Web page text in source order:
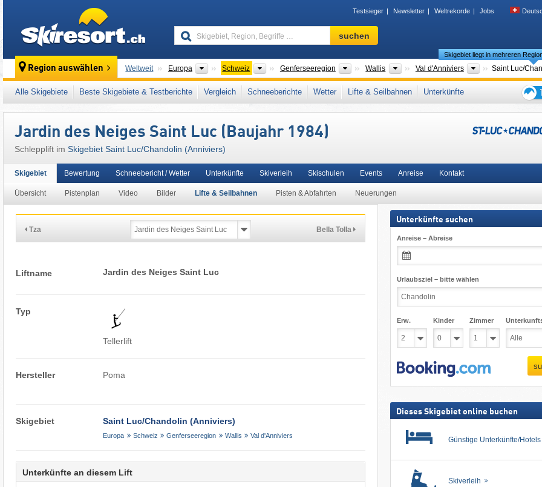
Testsieger Newsletter Weltrekorde Jobs
Skigebiet,
Region,
…
suchen
Region auswählen Weltweit Europa Kontinente
Schweiz LänderGenferseeregion Großregionen
Wallis Kantone
Val d'Anniviers
Skigebiet liegt in mehreren
Saint Luc/​
Dieses Skigebiet liegt auch in: Rhonetal , Walliser Alpen Französische Schweiz (Romandie), Magic Pass Schweizer Alpen,
Westeuropa Mitteleuropa
Alle Skigebiete Beste Skigebiete & Testberichte Vergleich Schneeberichte Wetter Lifte & Seilbahnen
Unterkünfte
den
Jardin des Neiges Saint Luc (Baujahr 1984)
Schlepplift im Skigebiet Saint Luc/​Chandolin (Anniviers)
Skigebiet
Übersicht Pistenplan Video Bilder Lifte & Seilbahnen Pisten & Abfahrten Neuerungen
Bewertung Schneebericht / Wetter Unterkünfte Skiverleih Skischulen Events Anreise Kontakt
Tza Bella Tolla
Liftname Jardin des Neiges Saint Luc
Typ
Tellerlift
Hersteller Poma
Skigebiet Saint Luc/​Chandolin (Anniviers)
Europa Schweiz Genferseeregion Wallis Val d'Anniviers
Unterkünfte an diesem Lift
Unterkünfte suchen
Anreise – Abreise
Urlaubsziel – bitte wählen
Erw. Kinder Zimmer
Dieses Skigebiet online buchen
Günstige Unterkünfte/Hotels
Skiverleih